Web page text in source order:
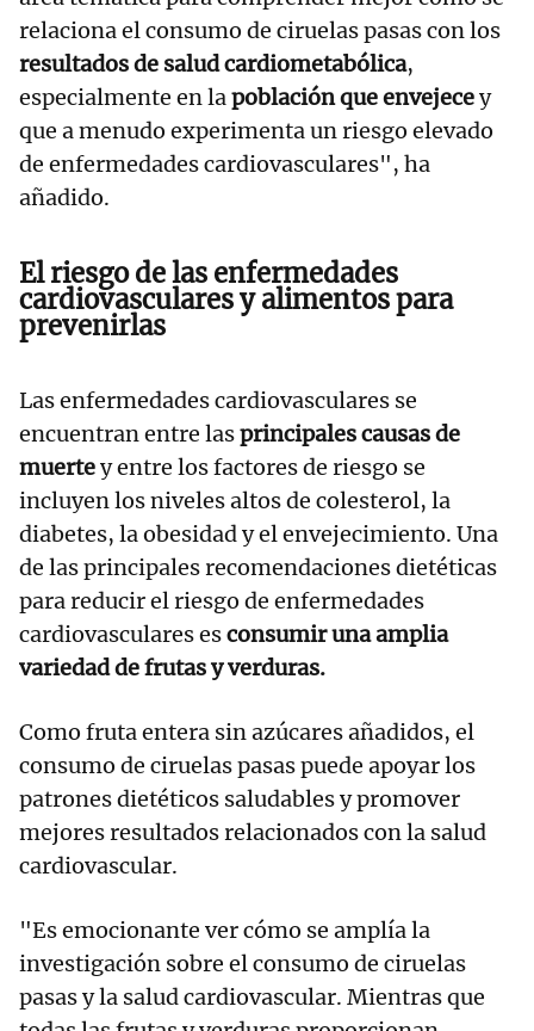
relaciona el consumo de ciruelas pasas con los
resultados de salud cardiometabólica,
especialmente en lapoblación que envejecey
que a menudo experimenta un riesgo elevado
de enfermedades cardiovasculares", ha
añadido.
El riesgo de las enfermedades
cardiovasculares y alimentos para
prevenirlas
Las enfermedades cardiovasculares se
encuentran entre lasprincipales causas de
muertey entre los factores de riesgo se
incluyen los niveles altos de colesterol, la
diabetes, la obesidad y el envejecimiento. Una
de las principales recomendaciones dietéticas
para reducir el riesgo de enfermedades
cardiovasculares esconsumir una amplia
variedad de frutas y verduras.
Como fruta entera sin azúcares añadidos, el
consumo de ciruelas pasas puede apoyar los
patrones dietéticos saludables y promover
mejores resultados relacionados con la salud
cardiovascular.
"Es emocionante ver cómo se amplía la
investigación sobre el consumo de ciruelas
pasas y la salud cardiovascular. Mientras que